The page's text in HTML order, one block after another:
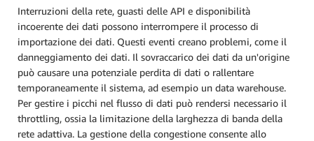
Interruzioni della rete, guasti delle API e disponibilità
incoerente dei dati possono interrompere il processo di
importazione dei dati. Questi eventi creano problemi, come il
danneggiamento dei dati. Il sovraccarico dei dati da un'origine
può causare una potenziale perdita di dati o rallentare
temporaneamente il sistema, ad esempio un data warehouse.
Per gestire i picchi nel flusso di dati può rendersi necessario il
throttling, ossia la limitazione della larghezza di banda della
rete adattiva. La gestione della congestione consente allo